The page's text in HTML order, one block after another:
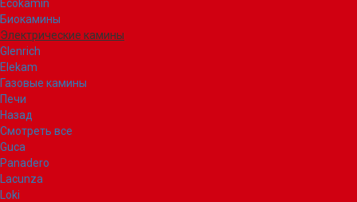
Ecokamin
Биокамины
Электрические камины
Glenrich
Elekam
Газовые камины
Печи
Назад
Смотреть все
Guca
Panadero
Lacunza
Loki